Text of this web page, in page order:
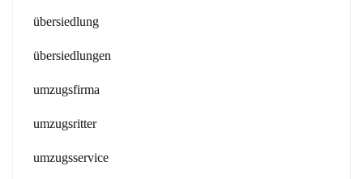
übersiedlung
übersiedlungen
umzugsfirma
umzugsritter
umzugsservice